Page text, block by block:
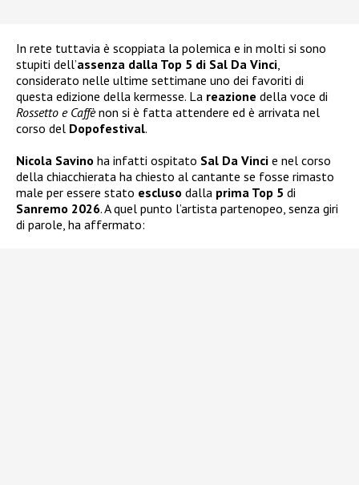
In rete tuttavia è scoppiata la polemica e in molti si sono
stupiti dell’assenza dalla Top 5 di Sal Da Vinci
considerato nelle ultime settimane uno dei favoriti di
questa edizione della kermesse. La reazione della voce di
Rossetto e Caffènon si è fatta attendere ed è arrivata nel
corso del Dopofestival.
Nicola Savino ha infatti ospitato Sal Da Vinci e nel corso
della chiacchierata ha chiesto al cantante se fosse rimasto
male per essere stato escluso dalla prima Top 5 di
Sanremo 2026. A quel punto l’artista partenopeo, senza giri
di parole, ha affermato: